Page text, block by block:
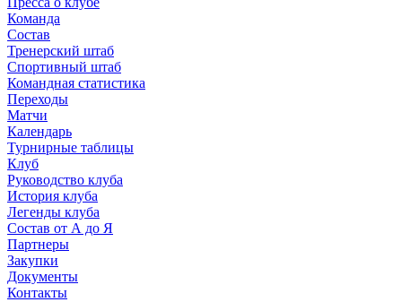
Команда
Состав
Тренерский штаб
Спортивный штаб
Командная статистика
Переходы
Матчи
Календарь
Турнирные таблицы
Клуб
Руководство клуба
История клуба
Легенды клуба
Состав от А до Я
Партнеры
Закупки
Документы
Контакты